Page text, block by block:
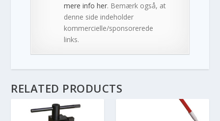
mere info her. Bemærk også, at
denne side indeholder
kommercielle/sponsorerede
links.
RELATED PRODUCTS